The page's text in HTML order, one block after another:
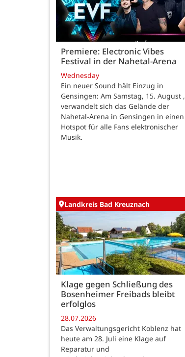
Premiere: Electronic Vibes
Festival in der Nahetal-Arena
Wednesday
Ein neuer Sound hält Einzug in
Gensingen: Am Samstag, 15. August ,
verwandelt sich das Gelände der
Nahetal-Arena in Gensingen in einen
Hotspot für alle Fans elektronischer
Musik.
Landkreis Bad Kreuznach
Klage gegen Schließung des
Bosenheimer Freibads bleibt
erfolglos
28.07.2026
Das Verwaltungsgericht Koblenz hat
heute am 28. Juli eine Klage auf
Reparatur und